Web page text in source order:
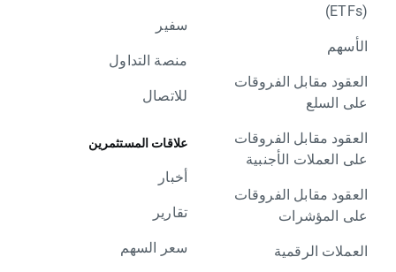
(ETFs)
الأسهم
العقود مقابل الفروقات
على السلع
العقود مقابل الفروقات
على العملات الأجنبية
العقود مقابل الفروقات
على المؤشرات
العملات الرقمية
سفير
منصة التداول
للاتصال
علاقات المستثمرين
أخبار
تقارير
سعر السهم